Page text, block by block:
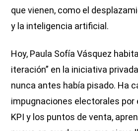
que vienen, como el
y la inteligencia artificial.
Hoy, Paula Sofía Vásquez
iteración” en la iniciativa
nunca antes había pisado. Ha
impugnaciones electorales por
KPI y los puntos de venta,